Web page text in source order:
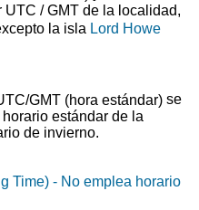
/ GMT de la localidad,
la isla Lord Howe
se
estándar de la
de invierno.